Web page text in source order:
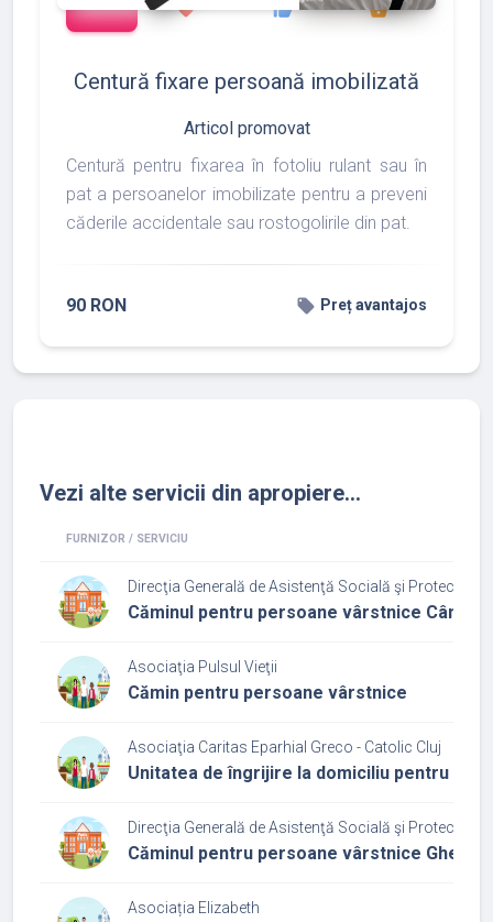
favorite thumb_up shopping_basket
Centură fixare persoană imobilizată
Articol promovat
Centură pentru fixarea în fotoliu rulant sau în
pat a persoanelor imobilizate pentru a preveni
căderile accidentale sau rostogolirile din pat.
90 RON local_offer Preț avantajos
Vezi alte servicii din apropiere...
FURNIZOR / SERVICIU
Direcţia Generală de Asistenţă Socială şi Protecţia
Căminul pentru persoane vârstnice Câmpia
Asociaţia Pulsul Vieţii
Cămin pentru persoane vârstnice
Asociaţia Caritas Eparhial Greco - Catolic Cluj
Unitatea de îngrijire la domiciliu pentru
Direcţia Generală de Asistenţă Socială şi Protecţia
Căminul pentru persoane vârstnice Gherla
Asociația Elizabeth